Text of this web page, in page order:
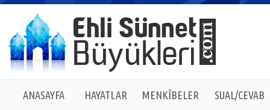
ANASAYFA HAYATLAR MENKÎBELER SUAL/CEVAB